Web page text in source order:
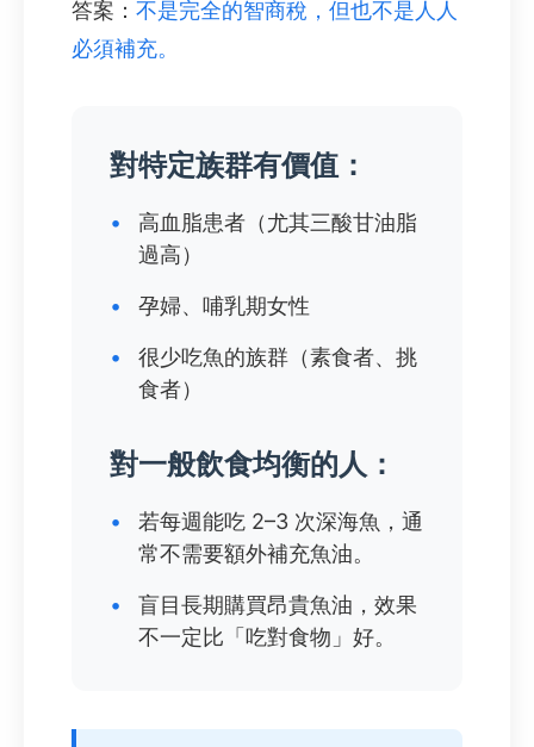
答案： 不是完全的智商稅，但也不是人人
必須補充。
對特定族群有價值：
•
高血脂患者（尤其三酸甘油脂
過高）
• 孕婦、哺乳期女性
•
很少吃魚的族群（素食者、挑
食者）
對一般飲食均衡的人：
•
若每週能吃 2–3 次深海魚，通
常不需要額外補充魚油。
•
盲目長期購買昂貴魚油，效果
不一定比「吃對食物」好。